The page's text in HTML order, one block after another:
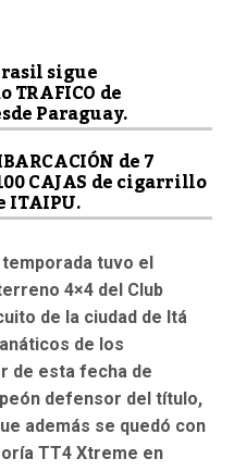
sigue
de
Paraguay.
de 7
CAJAS de cigarrillo
ITAIPU.
tuvo el
4×4 del Club
de la ciudad de Itá
de los
de esta fecha de
defensor del título,
además se quedó con
TT4 Xtreme en